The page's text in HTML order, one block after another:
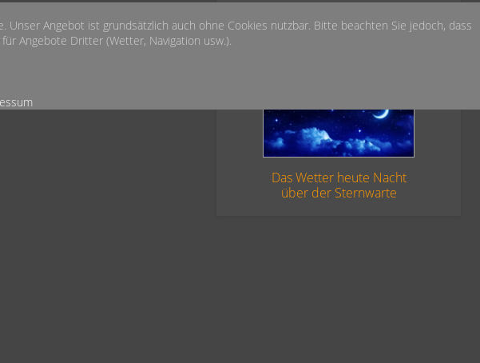
Das Wetter heute Nacht
über der Sternwarte
Angebot ist grundsätzlich auch ohne Cookies nutzbar. Bitte beachten Sie jedoch, dass
Angebote Dritter (Wetter, Navigation usw.).